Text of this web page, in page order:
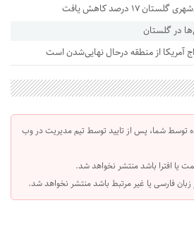
۱۷ درصد کاهش یافت
آمریکا از منطقه درحال نهایی‌شدن است
توسط شما، پس از تایید توسط تیم مدیریت در وب
یا افترا باشد منتشر نخواهد شد.
زبان فارسی یا غیر مرتبط باشد منتشر نخواهد شد.